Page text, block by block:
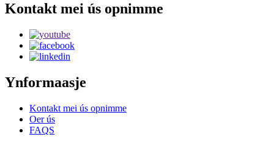
Kontakt mei ús opnimme
Ynformaasje
Kontakt mei ús opnimme
Oer ús
FAQS